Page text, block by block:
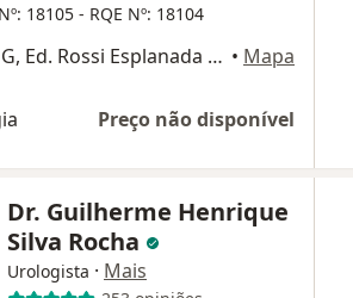
18105 - RQE Nº: 18104
SCN Q. 01 bloco G, Ed. Rossi Esplanada Business, sala 712, Brasília • Mapa
Preço não disponível
Dr. Guilherme Henrique
Silva Rocha
Urologista · Mais